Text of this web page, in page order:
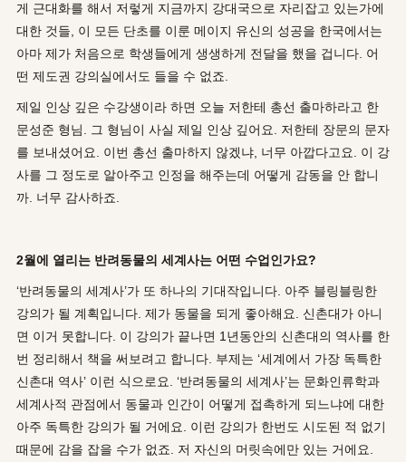
게 근대화를 해서 저렇게 지금까지 강대국으로 자리잡고 있는가에
대한 것들, 이 모든 단초를 이룬 메이지 유신의 성공을 한국에서는
아마 제가 처음으로 학생들에게 생생하게 전달을 했을 겁니다. 어
떤 제도권 강의실에서도 들을 수 없죠.
제일 인상 깊은 수강생이라 하면 오늘 저한테 총선 출마하라고 한
문성준 형님. 그 형님이 사실 제일 인상 깊어요. 저한테 장문의 문자
를 보내셨어요. 이번 총선 출마하지 않겠냐, 너무 아깝다고요. 이 강
사를 그 정도로 알아주고 인정을 해주는데 어떻게 감동을 안 합니
까. 너무 감사하죠.
2월에 열리는 반려동물의 세계사는 어떤 수업인가요?
‘반려동물의 세계사’가 또 하나의 기대작입니다. 아주 블링블링한
강의가 될 계획입니다. 제가 동물을 되게 좋아해요. 신촌대가 아니
면 이거 못합니다. 이 강의가 끝나면 1년동안의 신촌대의 역사를 한
번 정리해서 책을 써보려고 합니다. 부제는 ‘세계에서 가장 독특한
신촌대 역사’ 이런 식으로요. ‘반려동물의 세계사’는 문화인류학과
세계사적 관점에서 동물과 인간이 어떻게 접촉하게 되느냐에 대한
아주 독특한 강의가 될 거에요. 이런 강의가 한번도 시도된 적 없기
때문에 감을 잡을 수가 없죠. 저 자신의 머릿속에만 있는 거에요.